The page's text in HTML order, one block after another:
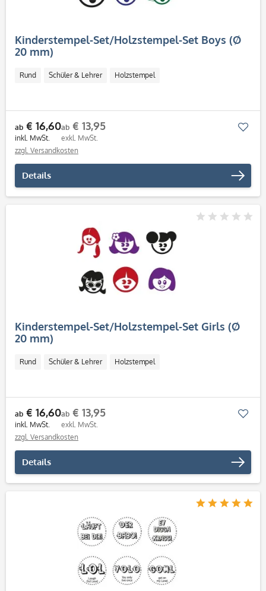
Kinderstempel-Set/Holzstempel-Set Boys (Ø
20 mm)
Rund Schüler & Lehrer Holzstempel
ab € 16,60
inkl. MwSt.
ab € 13,95
exkl. MwSt.
zzgl. Versandkosten
Details
Kinderstempel-Set/Holzstempel-Set Girls (Ø
20 mm)
Rund Schüler & Lehrer Holzstempel
ab € 16,60
inkl. MwSt.
ab € 13,95
exkl. MwSt.
zzgl. Versandkosten
Details